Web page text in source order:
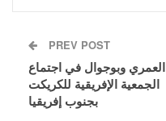
PREV POST
العمري وبوجوال في اجتماع
الجمعية الإفريقية للكريكت
بجنوب إفريقيا